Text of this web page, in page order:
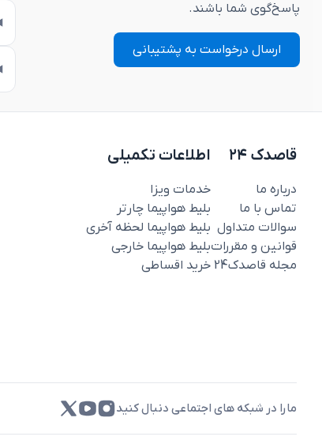
پاسخ‌گوی شما باشند.
ارسال درخواست به پشتیبانی
قاصدک ۲۴
درباره ما
تماس با ما
سوالات متداول
قوانین و مقررات
مجله قاصدک‌24
اطلاعات تکمیلی
خدمات ویزا
بلیط هواپیما چارتر
بلیط هواپیما لحظه آخری
بلیط هواپیما خارجی
خرید اقساطی
مارا در شبکه های اجتماعی دنبال کنید